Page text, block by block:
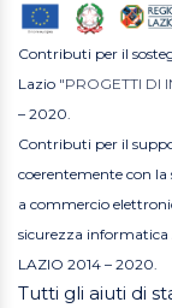
Contributi per il
Lazio "PROGETTI DI
– 2020.
Contributi per il
coerentemente con
a commercio
sicurezza informatica
LAZIO 2014 – 2020.
Tutti gli aiuti di